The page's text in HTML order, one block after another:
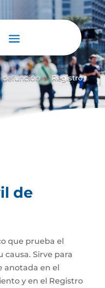
defunción 9 Registro
de
que prueba el
causa. Sirve para
anotada en el
y en el Registro